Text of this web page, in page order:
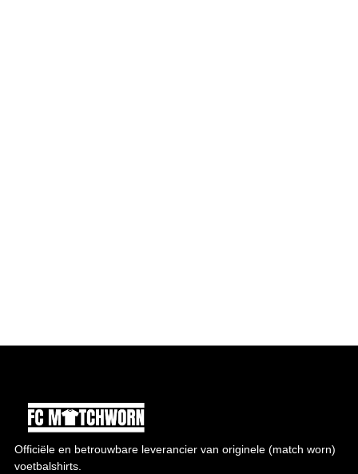
Officiële en betrouwbare leverancier van originele (match worn)
voetbalshirts.